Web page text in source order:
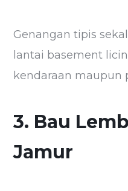
Genangan tipis
lantai basement
kendaraan maupun
3. Bau
Jamur